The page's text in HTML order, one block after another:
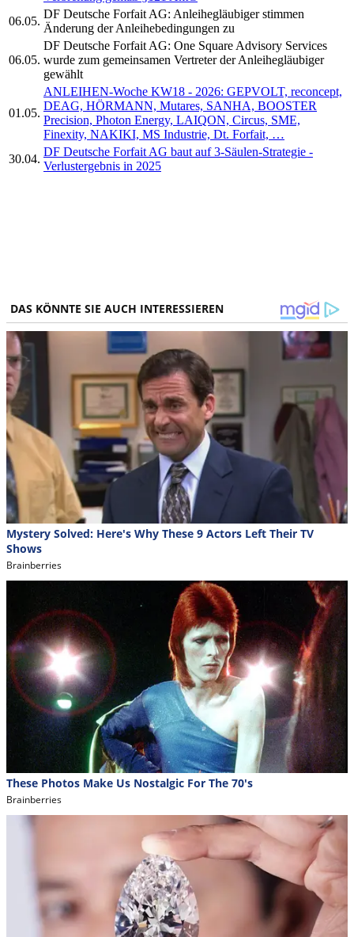
06.05.
DF Deutsche Forfait AG: Anleihegläubiger stimmen
Änderung der Anleihebedingungen zu
06.05.
DF Deutsche Forfait AG: One Square Advisory Services
wurde zum gemeinsamen Vertreter der Anleihegläubiger
gewählt
01.05.
ANLEIHEN-Woche KW18 - 2026: GEPVOLT, reconcept,
DEAG, HÖRMANN, Mutares, SANHA, BOOSTER
Precision, Photon Energy, LAIQON, Circus, SME,
Finexity, NAKIKI, MS Industrie, Dt. Forfait, …
30.04.
DF Deutsche Forfait AG baut auf 3-Säulen-Strategie -
Verlustergebnis in 2025